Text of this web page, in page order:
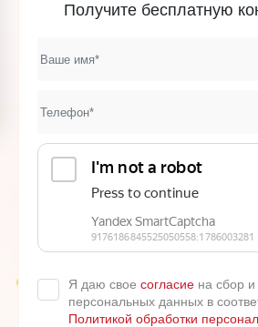
Получите бесплатную
Я даю свое согласие на сбор
персональных данных в
Политикой обработки